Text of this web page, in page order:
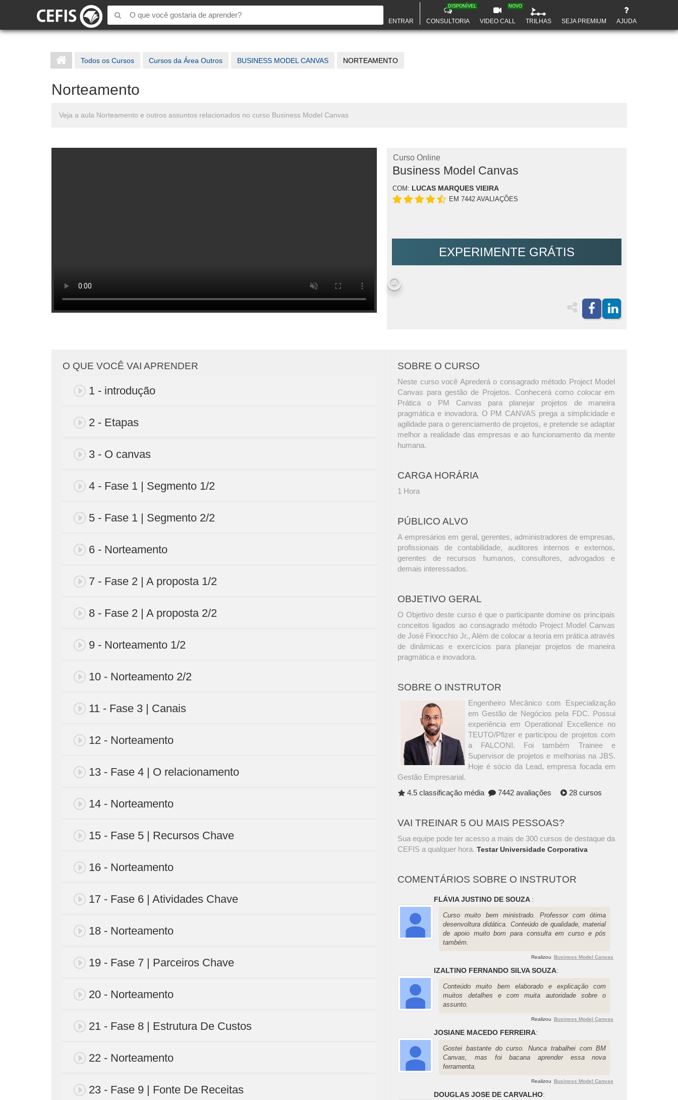
ENTRAR CONSULTORIA
DISPONÍVEL
VIDEO CALL
NOVO
TRILHAS SEJA PREMIUM AJUDA
Todos os Cursos Cursos da Área Outros BUSINESS MODEL CANVAS NORTEAMENTO
Norteamento
Veja a aula Norteamento e outros assuntos relacionados no curso Business Model Canvas
Curso Online
Business Model Canvas
COM: LUCAS MARQUES VIEIRA
EM 7442 AVALIAÇÕES
EXPERIMENTE GRÁTIS
O QUE VOCÊ VAI APRENDER
1 - introdução
2 - Etapas
3 - O canvas
4 - Fase 1 | Segmento 1/2
5 - Fase 1 | Segmento 2/2
6 - Norteamento
7 - Fase 2 | A proposta 1/2
8 - Fase 2 | A proposta 2/2
9 - Norteamento 1/2
10 - Norteamento 2/2
11 - Fase 3 | Canais
12 - Norteamento
13 - Fase 4 | O relacionamento
14 - Norteamento
15 - Fase 5 | Recursos Chave
16 - Norteamento
17 - Fase 6 | Atividades Chave
18 - Norteamento
19 - Fase 7 | Parceiros Chave
20 - Norteamento
21 - Fase 8 | Estrutura De Custos
22 - Norteamento
23 - Fase 9 | Fonte De Receitas
SOBRE O CURSO
Neste curso você Aprederá o consagrado método Project Model
Canvas para gestão de Projetos. Conhecerá como colocar em
Prática o PM Canvas para planejar projetos de maneira
pragmática e inovadora. O PM CANVAS prega a simplicidade e
agilidade para o gerenciamento de projetos, e pretende se adaptar
melhor a realidade das empresas e ao funcionamento da mente
humana.
CARGA HORÁRIA
1 Hora
PÚBLICO ALVO
A empresários em geral, gerentes, administradores de empresas,
profissionais de contabilidade, auditores internos e externos,
gerentes de recursos humanos, consultores, advogados e
demais interessados.
OBJETIVO GERAL
O Objetivo deste curso é que o participante domine os principais
conceitos ligados ao consagrado método Project Model Canvas
de José Finocchio Jr., Além de colocar a teoria em prática através
de dinâmicas e exercícios para planejar projetos de maneira
pragmática e inovadora.
SOBRE O INSTRUTOR
Engenheiro Mecânico com Especialização
em Gestão de Negócios pela FDC. Possui
experiência em Operational Excellence no
TEUTO/Pfizer e participou de projetos com
a FALCONI. Foi também Trainee e
Supervisor de projetos e melhorias na JBS.
Hoje é sócio da Lead, empresa focada em
Gestão Empresarial.
4.5 classificação média
7442 avaliações 28 cursos
VAI TREINAR 5 OU MAIS PESSOAS?
Sua equipe pode ter acesso a mais de 300 cursos de destaque da
CEFIS a qualquer hora.Testar Universidade Corporativa
COMENTÁRIOS SOBRE O INSTRUTOR
FLÁVIA JUSTINO DE SOUZA :
Curso muito bem ministrado. Professor com ótima
desenvoltura didática. Conteúdo de qualidade, material
de apoio muito bom para consulta em curso e pós
também.
Realizou Business Model Canvas
IZALTINO FERNANDO SILVA SOUZA:
Conteúdo muito bem elaborado e explicação com
muitos detalhes e com muita autoridade sobre o
assunto.
Realizou Business Model Canvas
JOSIANE MACEDO FERREIRA:
Gostei bastante do curso. Nunca trabalhei com BM
Canvas, mas foi bacana aprender essa nova
ferramenta.
Realizou Business Model Canvas
DOUGLAS JOSE DE CARVALHO: